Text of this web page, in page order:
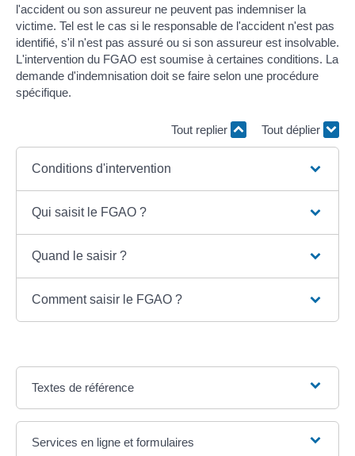
l'accident ou son assureur ne peuvent pas indemniser la
victime. Tel est le cas si le responsable de l'accident n'est pas
identifié, s'il n'est pas assuré ou si son assureur est insolvable.
L'intervention du FGAO est soumise à certaines conditions. La
demande d'indemnisation doit se faire selon une procédure
spécifique.
Tout replier Tout déplier
Conditions d'intervention
Qui saisit le FGAO ?
Quand le saisir ?
Comment saisir le FGAO ?
Textes de référence
Services en ligne et formulaires